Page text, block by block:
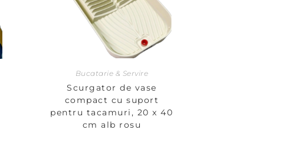
Bucatarie & Servire
Scurgator de vase
compact cu suport
pentru tacamuri, 20 x 40
cm alb rosu